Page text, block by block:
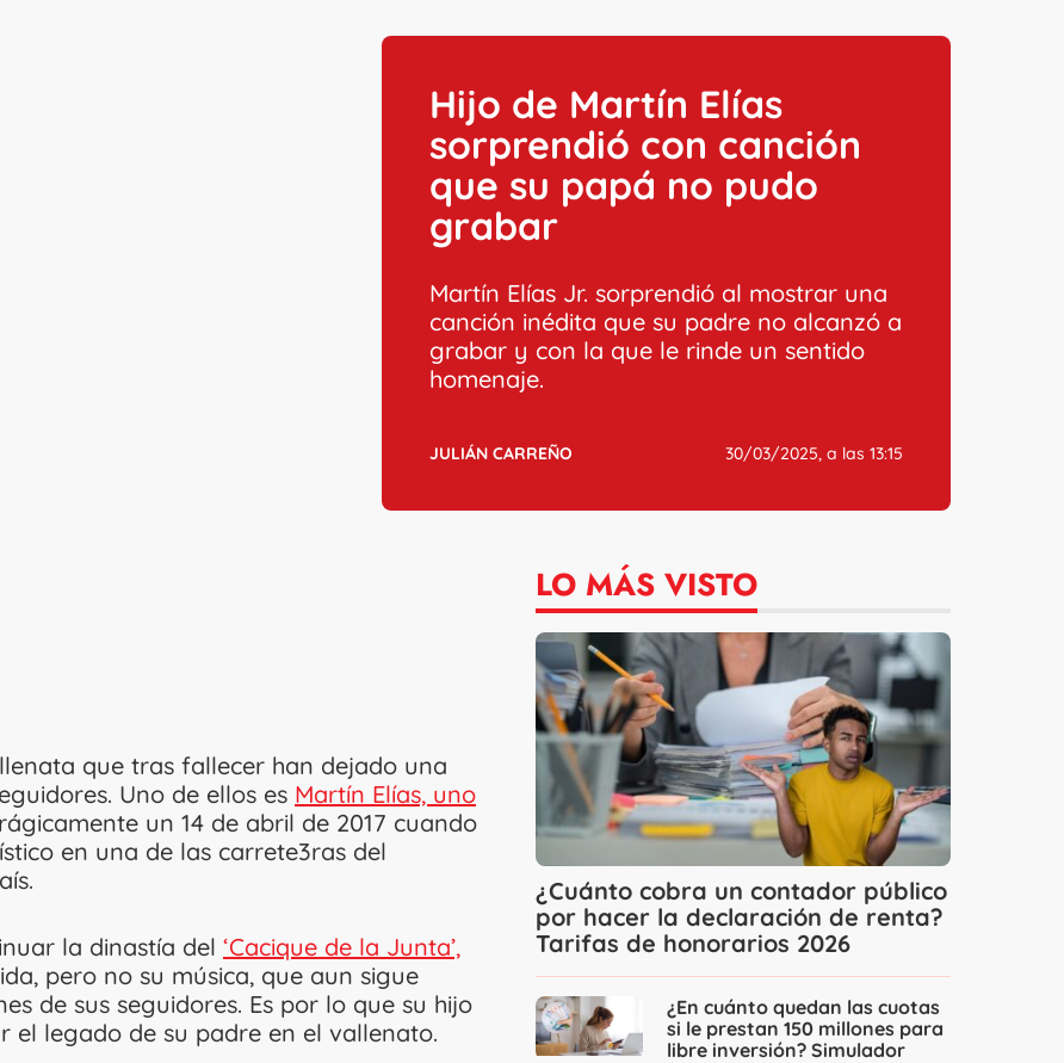
Hijo de Martín Elías
sorprendió con canción
que su papá no pudo
grabar
Martín Elías Jr. sorprendió al mostrar una
canción inédita que su padre no alcanzó a
grabar y con la que le rinde un sentido
homenaje.
JULIÁN CARREÑO 30/03/2025, a las 13:15
que tras fallecer han dejado una
Uno de ellos es Martín Elías, uno
un 14 de abril de 2017 cuando
en una de las carrete3ras del
la dinastía del ‘Cacique de la Junta’,
pero no su música, que aun sigue
de sus seguidores. Es por lo que su hijo
el legado de su padre en el vallenato.
LO MÁS VISTO
¿Cuánto cobra un contador público
por hacer la declaración de renta?
Tarifas de honorarios 2026
¿En cuánto quedan las cuotas
si le prestan 150 millones para
libre inversión? Simulador